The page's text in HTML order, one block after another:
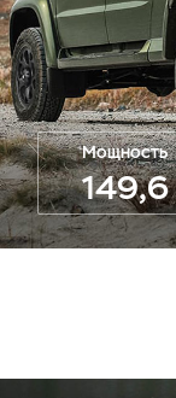
Мощность
149,6